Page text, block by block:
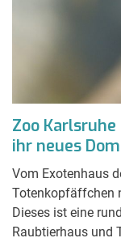
Zoo
ihr neues
Vom Exotenhaus
Totenkopfäffchen
Dieses ist eine
Raubtierhaus und